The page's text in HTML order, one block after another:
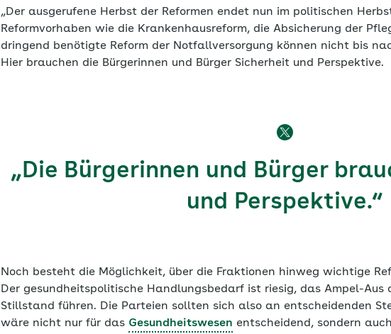
„Der ausgerufene Herbst der Reformen endet nun im politischen
Reformvorhaben wie die Krankenhausreform, die Absicherung der
dringend benötigte Reform der Notfallversorgung können nicht bis
Hier brauchen die Bürgerinnen und Bürger Sicherheit und Perspektive.
„Die Bürgerinnen und Bürger
und Perspektive.“
Noch besteht die Möglichkeit, über die Fraktionen hinweg wichtige
Der gesundheitspolitische Handlungsbedarf ist riesig, das Ampel-
Stillstand führen. Die Parteien sollten sich also an entscheidenden
wäre nicht nur für das Gesundheitswesen entscheidend, sondern